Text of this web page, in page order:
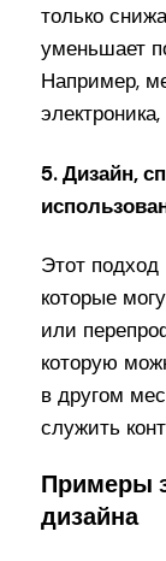
только
уменьшает
Например,
5. Дизайн,
Этот подход
которые
или
которую
в другом
служить
Примеры
дизайна